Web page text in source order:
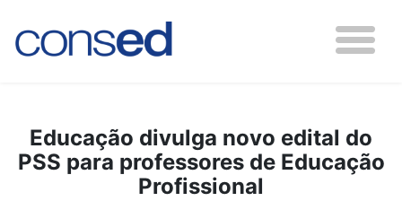
Educação divulga novo edital do
PSS para professores de Educação
Profissional